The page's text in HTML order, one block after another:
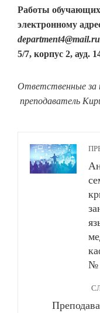
Работы
электронному
department4@mail.ru
5/7, корпус 2, ауд.
Ответственные за
преподаватель
№